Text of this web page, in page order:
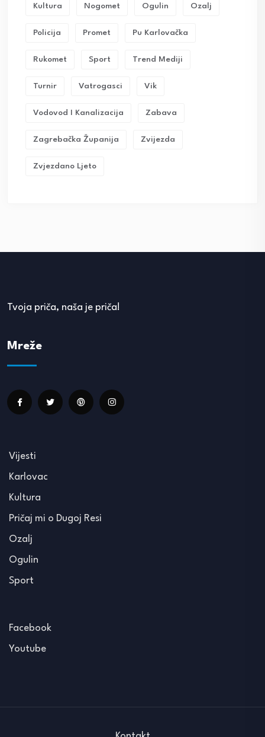
Kultura Nogomet Ogulin Ozalj
Policija Promet Pu Karlovačka
Rukomet Sport Trend Mediji
Turnir Vatrogasci Vik
Vodovod I Kanalizacija Zabava
Zagrebačka Županija Zvijezda
Zvjezdano Ljeto
Tvoja priča, naša je priča!
Mreže
Vijesti
Karlovac
Kultura
Pričaj mi o Dugoj Resi
Ozalj
Ogulin
Sport
Facebook
Youtube